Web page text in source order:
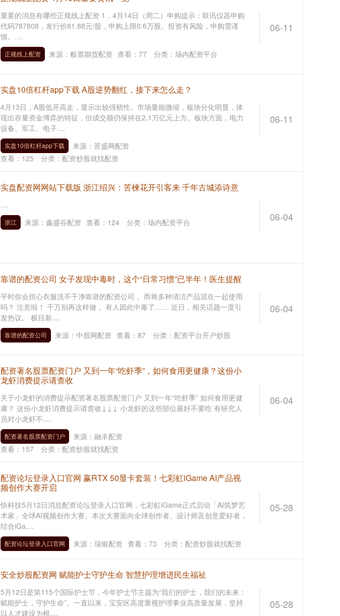
06-11
重要的消息有哪些正规线上配资 1．4月14日（周二）申购提示：联讯仪器申购
代码787808，发行价81.88元/股，申购上限0.6万股。投资有风险，申购需谨
慎。....
正规线上配资 来源：般票期货配资 查看： 77 分类： 场内配资平台
06-11
实盘10倍杠杆app下载 A股逆势翻红，接下来怎么走？
4月13日，A股低开高走，显示出较强韧性。市场量能微缩，板块分化明显，体
现出存量资金博弈的特征，但成交额仍保持在2.1万亿元上方。板块方面，电力
设备、军工、电子....
实盘10倍杠杆app下载
来源：景盛网配资
查看： 125 分类： 配资炒股就找配资
06-04
实盘配资网网站下载版 浙江绍兴：苦楝花开引客来 千年古城添诗意
....
浙江 来源：鑫盛谷配资 查看： 124 分类： 场内配资平台
06-04
靠谱的配资公司 女子发现中毒时，这个“日常习惯”已半年！医生提醒
平时你会担心衣服洗不干净靠谱的配资公司， 而将多种清洁产品混在一起使用
吗？ 注意啦！ 千万别再这样做， 有人因此中毒了…… 近日，相关话题一度引
发热议。 极目新....
靠谱的配资公司 来源：中股网配资 查看： 87 分类： 配资平台开户炒股
06-04
配资著名股票配资门户 又到一年“吃虾季”，如何食用更健康？这份小
龙虾消费提示请查收
关于小龙虾的消费提示配资著名股票配资门户 又到一年“吃虾季” 如何食用更健
康？ 这份小龙虾消费提示请查收↓↓↓ 小龙虾的这些部位最好不要吃 有研究人
员对小龙虾不....
配资著名股票配资门户
来源：融丰配资
查看： 157 分类： 配资炒股就找配资
05-28
配资论坛登录入口官网 赢RTX 50显卡套装！七彩虹iGame AI产品视
频创作大赛开启
快科技5月12日消息配资论坛登录入口官网，七彩虹iGame正式启动「AI筑梦艺
术家」全球AI视频创作大赛。本次大赛面向全球创作者、设计师及创意爱好者，
结合iGa....
配资论坛登录入口官网 来源：瑞银配资 查看： 73 分类： 配资炒股就找配资
05-28
安全炒股配资网 赋能护士守护生命 智慧护理增进民生福祉
5月12日是第115个国际护士节，今年护士节主题为“我们的护士，我们的未来：
赋能护士，守护生命”。一直以来，宝安区高度重视护理事业高质量发展，坚持
以人才建设为根....